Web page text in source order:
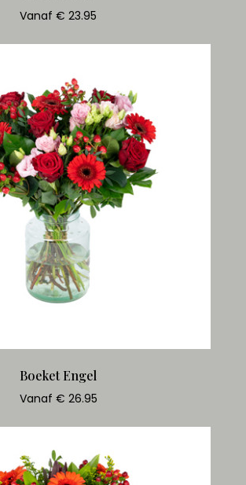
Vanaf € 23.95
Boeket Engel
Vanaf € 26.95